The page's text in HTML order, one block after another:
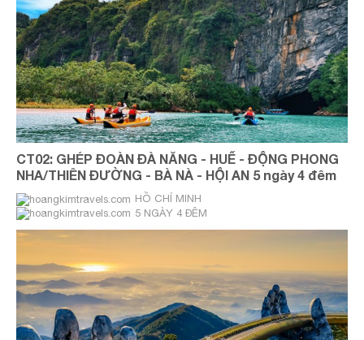
CT02: GHÉP ĐOÀN ĐÀ NẴNG - HUẾ - ĐỘNG PHONG
NHA/THIÊN ĐƯỜNG - BÀ NÀ - HỘI AN 5 ngày 4 đêm
HỒ CHÍ MINH
5 NGÀY 4 ĐÊM
THỨ HAI HÀNG TUẦN